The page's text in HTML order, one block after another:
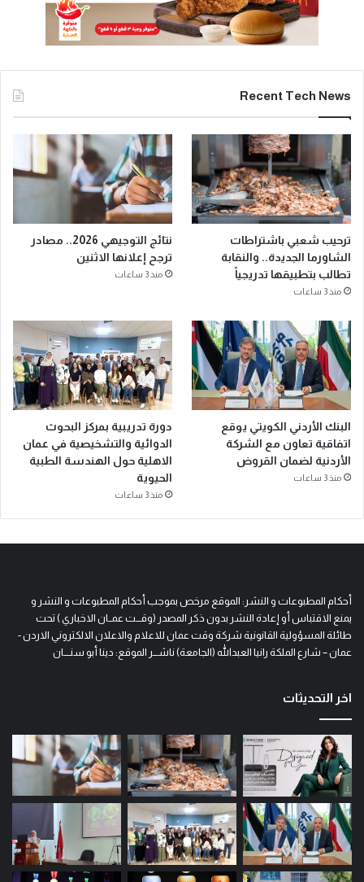
Recent Tech News
ترحيب شعبي باشتراطات
الشاورما الجديدة.. والنقابة
تطالب بتطبيقها تدريجياً
منذ 3 ساعات
نتائج التوجيهي 2026.. مصادر
ترجح إعلانها الاثنين
منذ 3 ساعات
البنك الأردني الكويتي يوقع
اتفاقية تعاون مع الشركة
الأردنية لضمان القروض
منذ 3 ساعات
دورة تدريبية بمركز البحوث
الدوائية والتشخيصية في عمان
الاهلية حول الهندسة الطبية
الحيوية
منذ 3 ساعات
أحكام المطبوعات و النشر: الموقع مرخص بموجب أحكام المطبوعات و النشر و
يمنع الاقتباس أو إعادة النشر بدون ذكر المصدر (وقـــت عمــان الاخباري ) تحت
طائلة المسؤولية القانونية شركة وقت عمان للاعلام والاعلان الالكتروني الاردن -
عمان – شارع الملكة رانيا العبدالله (الجامعة) ناشـــر الموقع: دينا أبو سنــــان
اخر التحديثات